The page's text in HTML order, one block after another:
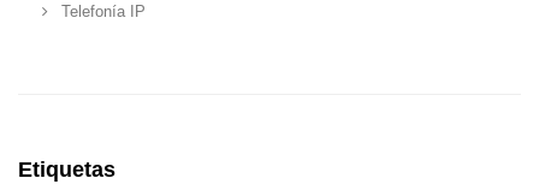
Telefonía IP
Etiquetas